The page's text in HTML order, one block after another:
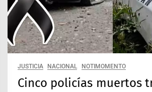
JUSTICIA NACIONAL NOTIMOMENTO
Cinco policías muertos